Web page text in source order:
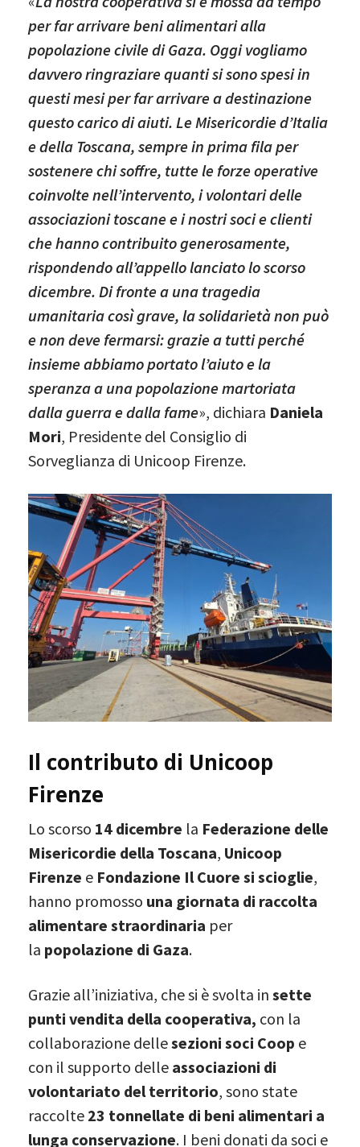
per far arrivare beni alimentari alla
popolazione civile di Gaza. Oggi vogliamo
davvero ringraziare quanti si sono spesi in
questi mesi per far arrivare a destinazione
questo carico di aiuti. Le Misericordie d’Italia
e della Toscana, sempre in prima fila per
sostenere chi soffre, tutte le forze operative
coinvolte nell’intervento, i volontari delle
associazioni toscane e i nostri soci e clienti
che hanno contribuito generosamente,
rispondendo all’appello lanciato lo scorso
dicembre. Di fronte a una tragedia
umanitaria così grave, la solidarietà non può
e non deve fermarsi: grazie a tutti perché
insieme abbiamo portato l’aiuto e la
speranza a una popolazione martoriata
dalla guerra e dalla fame», dichiara Daniela
Mori, Presidente del Consiglio di
Sorveglianza di Unicoop Firenze.
Il contributo di Unicoop
Firenze
Lo scorso 14 dicembre la Federazione delle
Misericordie della Toscana, Unicoop
Firenze e Fondazione Il Cuore si scioglie,
hanno promosso una giornata di raccolta
alimentare straordinaria per
la popolazione di Gaza.
Grazie all’iniziativa, che si è svolta in sette
punti vendita della cooperativa, con la
collaborazione dellesezioni soci Coop e
con il supporto delle associazioni di
volontariato del territorio, sono state
raccolte 23 tonnellate di beni alimentari a
lunga conservazione. I beni donati da soci e